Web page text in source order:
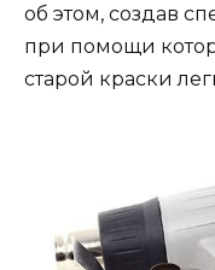
об этом, создав
при помощи
старой краски